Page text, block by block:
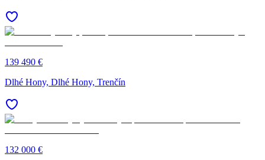
139 490 €
Dlhé Hony, Dlhé Hony, Trenčín
132 000 €